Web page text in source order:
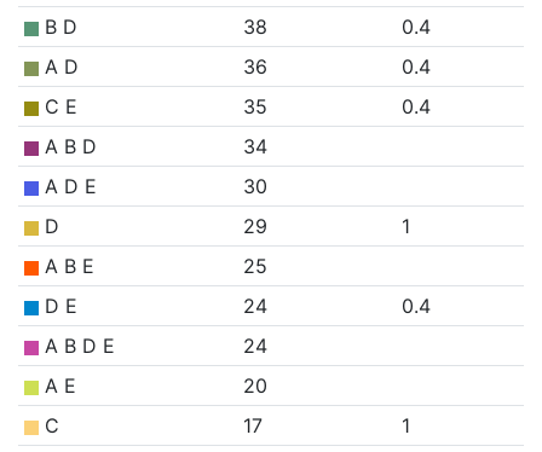
B D
38
0.4
A D
36
0.4
C E
35
0.4
A B D
34
A D E
30
D
29
1
A B E
25
D E
24
0.4
A B D E
24
A E
20
C
17
1